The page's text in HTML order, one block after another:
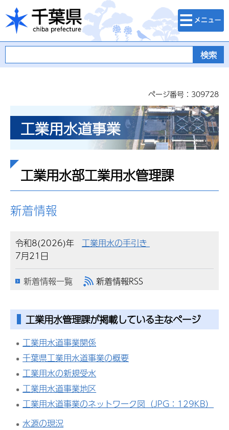
千葉県
検索・メニュ
ー
ページ番号：309728
工業用水道事業
工業用水部工業用水管理課
新着情報
令和8(2026)年
7月21日
工業用水の手引き
新着情報一覧 新着情報RSS
工業用水管理課が掲載している主なページ
工業用水道事業関係
千葉県工業用水道事業の概要
工業用水の新規受水
工業用水道事業地区
工業用水道事業のネットワーク図（JPG：129KB）
水源の現況